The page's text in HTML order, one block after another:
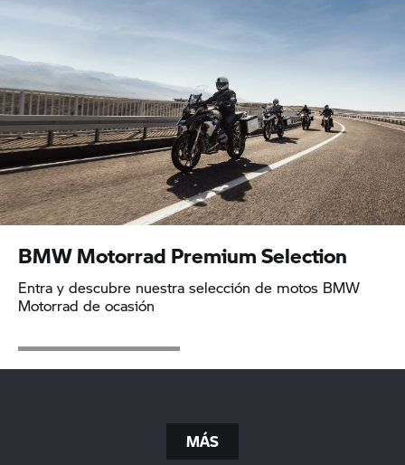
BMW Motorrad Premium Selection
Entra y descubre nuestra selección de motos BMW
Motorrad de ocasión
MÁS